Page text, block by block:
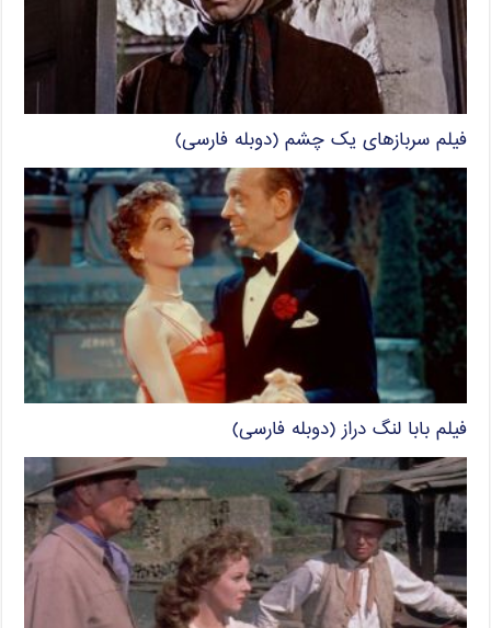
فیلم سربازهای یک چشم (دوبله فارسی)
فیلم بابا لنگ دراز (دوبله فارسی)